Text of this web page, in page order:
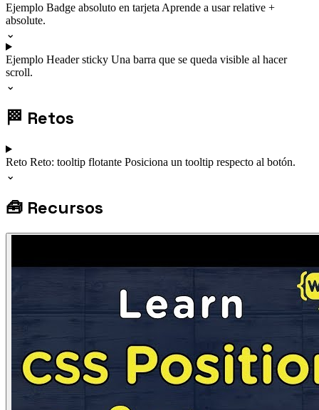
Ejemplo Badge absoluto en tarjeta Aprende a usar relative +
absolute.
⌄
Ejemplo Header sticky Una barra que se queda visible al hacer
scroll.
⌄
🏁 Retos
Reto Reto: tooltip flotante Posiciona un tooltip respecto al botón.
⌄
🧰 Recursos